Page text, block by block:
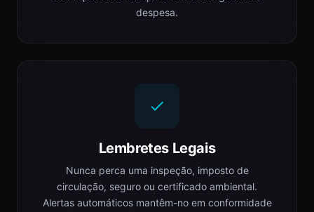
despesa.
Lembretes Legais
Nunca perca uma inspeção, imposto de
circulação, seguro ou certificado ambiental.
Alertas automáticos mantêm-no em conformidade